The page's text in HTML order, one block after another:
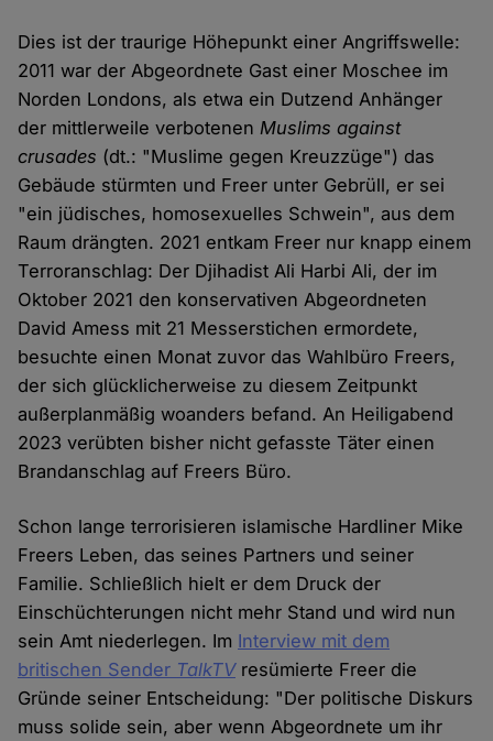
Dies ist der traurige Höhepunkt einer Angriffswelle:
2011 war der Abgeordnete Gast einer Moschee im
Norden Londons, als etwa ein Dutzend Anhänger
der mittlerweile verbotenenMuslims against
crusades (dt.: "Muslime gegen Kreuzzüge") das
Gebäude stürmten und Freer unter Gebrüll, er sei
"ein jüdisches, homosexuelles Schwein", aus dem
Raum drängten. 2021 entkam Freer nur knapp einem
Terroranschlag: Der Djihadist Ali Harbi Ali, der im
Oktober 2021 den konservativen Abgeordneten
David Amess mit 21 Messerstichen ermordete,
besuchte einen Monat zuvor das Wahlbüro Freers,
der sich glücklicherweise zu diesem Zeitpunkt
außerplanmäßig woanders befand. An Heiligabend
2023 verübten bisher nicht gefasste Täter einen
Brandanschlag auf Freers Büro.
Schon lange terrorisieren islamische Hardliner Mike
Freers Leben, das seines Partners und seiner
Familie. Schließlich hielt er dem Druck der
Einschüchterungen nicht mehr Stand und wird nun
sein Amt niederlegen. Im Interview mit dem
britischen Sender TalkTVresümierte Freer die
Gründe seiner Entscheidung: "Der politische Diskurs
muss solide sein, aber wenn Abgeordnete um ihr